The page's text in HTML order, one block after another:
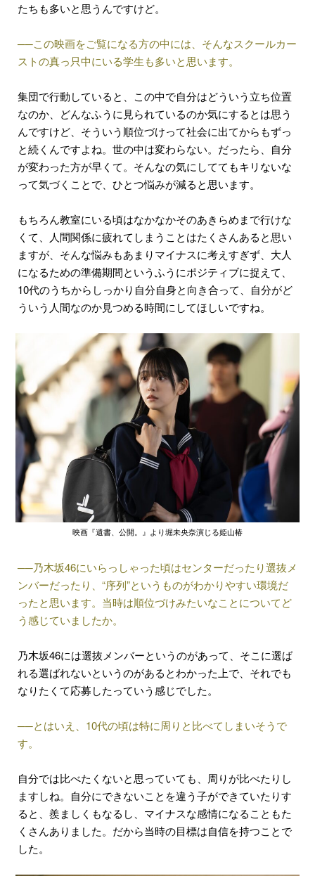
たちも多いと思うんですけど。
──この映画をご覧になる方の中には、そんなスクールカー
ストの真っ只中にいる学生も多いと思います。
集団で行動していると、この中で自分はどういう立ち位置
なのか、どんなふうに見られているのか気にするとは思う
んですけど、そういう順位づけって社会に出てからもずっ
と続くんですよね。世の中は変わらない。だったら、自分
が変わった方が早くて。そんなの気にしててもキリないな
って気づくことで、ひとつ悩みが減ると思います。
もちろん教室にいる頃はなかなかそのあきらめまで行けな
くて、人間関係に疲れてしまうことはたくさんあると思い
ますが、そんな悩みもあまりマイナスに考えすぎず、大人
になるための準備期間というふうにポジティブに捉えて、
10代のうちからしっかり自分自身と向き合って、自分がど
ういう人間なのか見つめる時間にしてほしいですね。
映画『遺書、公開。』より堀未央奈演じる姫山椿
──乃木坂46にいらっしゃった頃はセンターだったり選抜メ
ンバーだったり、“序列”というものがわかりやすい環境だ
ったと思います。当時は順位づけみたいなことについてど
う感じていましたか。
乃木坂46には選抜メンバーというのがあって、そこに選ば
れる選ばれないというのがあるとわかった上で、それでも
なりたくて応募したっていう感じでした。
──とはいえ、10代の頃は特に周りと比べてしまいそうで
す。
自分では比べたくないと思っていても、周りが比べたりし
ますしね。自分にできないことを違う子ができていたりす
ると、羨ましくもなるし、マイナスな感情になることもた
くさんありました。だから当時の目標は自信を持つことで
した。